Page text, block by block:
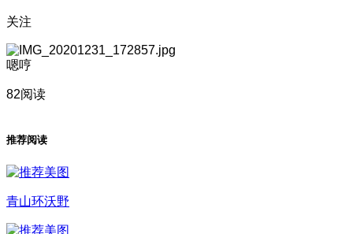
关注
嗯哼
82阅读
推荐阅读
青山环沃野